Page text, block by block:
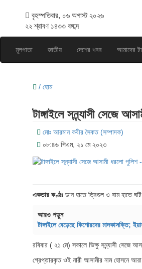
বৃহস্পতিবার, ০৬ অগাস্ট ২০২৬
২২ শ্রাবণ ১৪৩৩ বঙ্গাব্দ
মূলপাতা জাতীয় দেশের খবর আমাদের
/ হোম
টাঙ্গাইলে সন্ন্যাসী সেজে
মোঃ আরমান কবীর সৈকত (সম্পাদক)
০৮:৪৬ পিএম, ২১ মে ২০২৩
একতার কণ্ঠঃ ডান হাতে ত্রিশুল ও বাম হাতে
আরও পড়ুন
টাঙ্গাইলে বেড়েছে কিশোরদের মাদকাসক্তি;
রবিবার ( ২১ মে) সকালে ভিক্ষু সন্ন্যাসী সেজে
গ্রেপ্তারকৃত ওই নারী আসামীর নাম হোসনে আরা।